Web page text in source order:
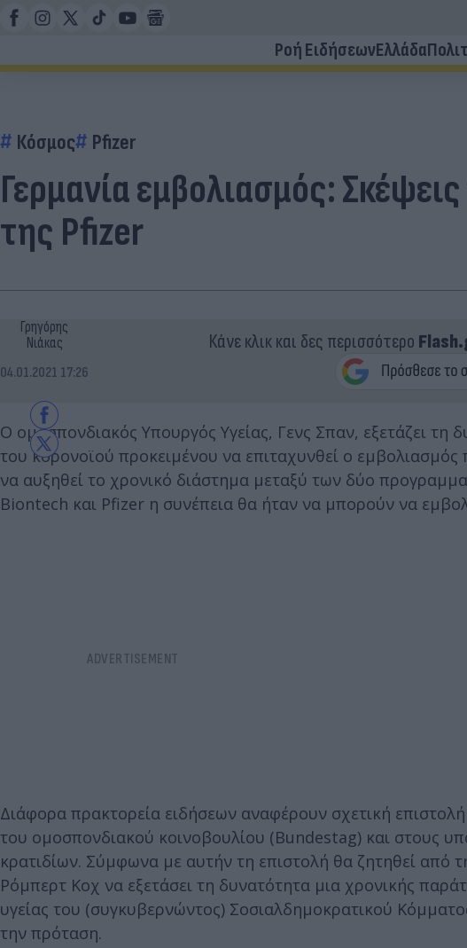
Ροή ΕιδήσεωνΕλλάδα
Κόσμος Pfizer
Γερμανία εμβολιασμός:
της Pfizer
Γρηγόρης
Νιάκας
04.01.2021 17:26
Κάνε κλικ και δες περισσότερο
Ο ομοσπονδιακός Υπουργός Υγείας, Γενς Σπαν, εξετάζει
του κορονοϊού προκειμένου να επιταχυνθεί ο
να αυξηθεί το χρονικό διάστημα μεταξύ των δύο
Biontech και Pfizer η συνέπεια θα ήταν να μπορούν να
Διάφορα πρακτορεία ειδήσεων αναφέρουν σχετική
του ομοσπονδιακού κοινοβουλίου (Bundestag) και στους
κρατιδίων. Σύμφωνα με αυτήν τη επιστολή θα ζητηθεί από
Ρόμπερτ Κοχ να εξετάσει τη δυνατότητα μια χρονικής
υγείας του (συγκυβερνώντος) Σοσιαλδημοκρατικού
την πρόταση.